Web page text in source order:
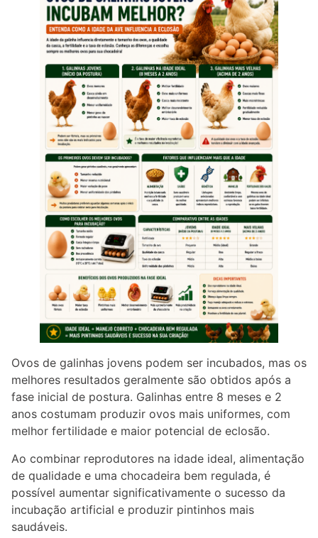
Ovos de galinhas jovens podem ser incubados, mas os
melhores resultados geralmente são obtidos após a
fase inicial de postura. Galinhas entre 8 meses e 2
anos costumam produzir ovos mais uniformes, com
melhor fertilidade e maior potencial de eclosão.
Ao combinar reprodutores na idade ideal, alimentação
de qualidade e uma chocadeira bem regulada, é
possível aumentar significativamente o sucesso da
incubação artificial e produzir pintinhos mais
saudáveis.